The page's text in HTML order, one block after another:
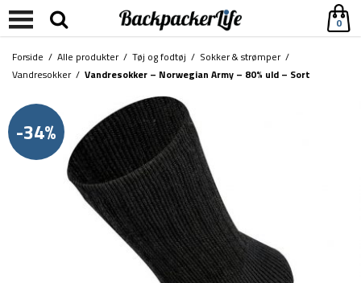
0
Forside / Alle produkter/ Tøj og fodtøj / Sokker & strømper/
Vandresokker/ Vandresokker – Norwegian Army – 80% uld – Sort
-34%